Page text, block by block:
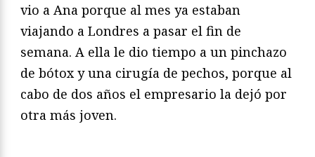
vio a Ana porque al mes ya estaban
viajando a Londres a pasar el fin de
semana. A ella le dio tiempo a un pinchazo
de bótox y una cirugía de pechos, porque al
cabo de dos años el empresario la dejó por
otra más joven.